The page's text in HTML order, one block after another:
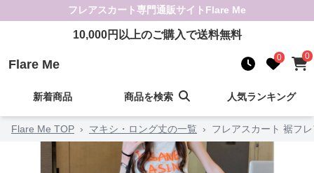
フレアスカート専門通販サイト Flare Me
10,000円以上のご購入で送料無料
Flare Me 0 0
新着商品 商品を検索 人気ランキング
Flare Me TOP › マキシ・ロング丈の一覧 › フレアスカート 裾フ